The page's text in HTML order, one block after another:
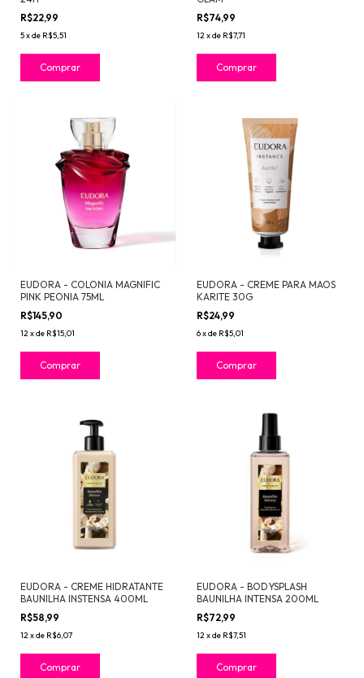
R$22,99
5xde R$5,51
Comprar
R$74,99
12xde R$7,71
Comprar
EUDORA - COLONIA MAGNIFIC
PINK PEONIA 75ML
R$145,90
12xde R$15,01
EUDORA - CREME PARA MAOS
KARITE 30G
R$24,99
6xde R$5,01
EUDORA - CREME HIDRATANTE
BAUNILHA INSTENSA 400ML
R$58,99
12xde R$6,07
EUDORA - BODYSPLASH
BAUNILHA INTENSA 200ML
R$72,99
12xde R$7,51